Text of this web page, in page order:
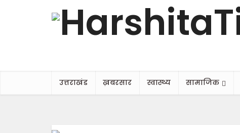
उत्तराखंड ख़बरसार स्वास्थ्य सामाजिक